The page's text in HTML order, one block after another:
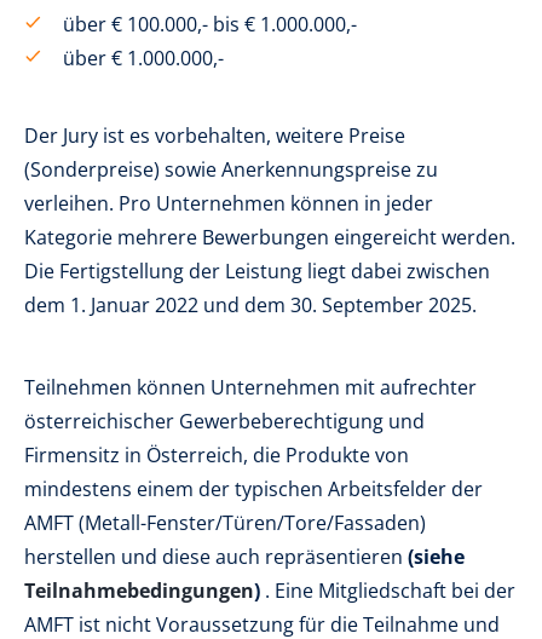
über € 100.000,- bis € 1.000.000,-
über € 1.000.000,-
Der Jury ist es vorbehalten, weitere Preise
(Sonderpreise) sowie Anerkennungspreise zu
verleihen. Pro Unternehmen können in jeder
Kategorie mehrere Bewerbungen eingereicht werden.
Die Fertigstellung der Leistung liegt dabei zwischen
dem 1. Januar 2022 und dem 30. September 2025.
Teilnehmen können Unternehmen mit aufrechter
österreichischer Gewerbeberechtigung und
Firmensitz in Österreich, die Produkte von
mindestens einem der typischen Arbeitsfelder der
AMFT (Metall-Fenster/Türen/Tore/Fassaden)
herstellen und diese auch repräsentieren (siehe
Teilnahmebedingungen). Eine Mitgliedschaft bei der
AMFT ist nicht Voraussetzung für die Teilnahme und